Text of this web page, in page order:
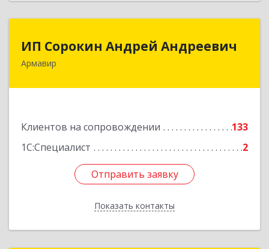
ИП Сорокин Андрей Андреевич
Армавир
Клиентов на сопровождении
133
1С:Специалист
2
Отправить заявку
Показать контакты
ИП Сорокин Андрей Андреевич
Отправить заявку
Назад